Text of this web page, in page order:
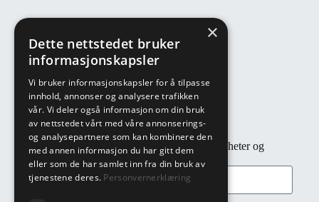
Åpningstider: Man - fre: 08:00 - 16:00
E-post: post@ulvestadkonfeksjon.no
Adresse: Täby vei 15, 1474 Fjellhamar
Nyhetsbrev
Abonner på nyhetsbrev for rask tilgang til nyheter og
tilbud!
×
Dette nettstedet bruker
informasjonskapsler
Vi bruker informasjonskapsler for å tilpasse
innhold, annonser og analysere trafikken
vår. Vi deler også informasjon om din bruk
av nettstedet vårt med våre annonserings-
og analysepartnere som kan kombinere den
med annen informasjon du har gitt dem
eller som de har samlet inn fra din bruk av
tjenestene deres. Personvernerklæring